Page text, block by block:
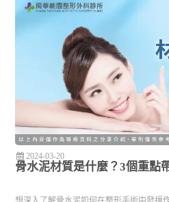
2024-03-20
骨水泥材質是什麼？3個重點